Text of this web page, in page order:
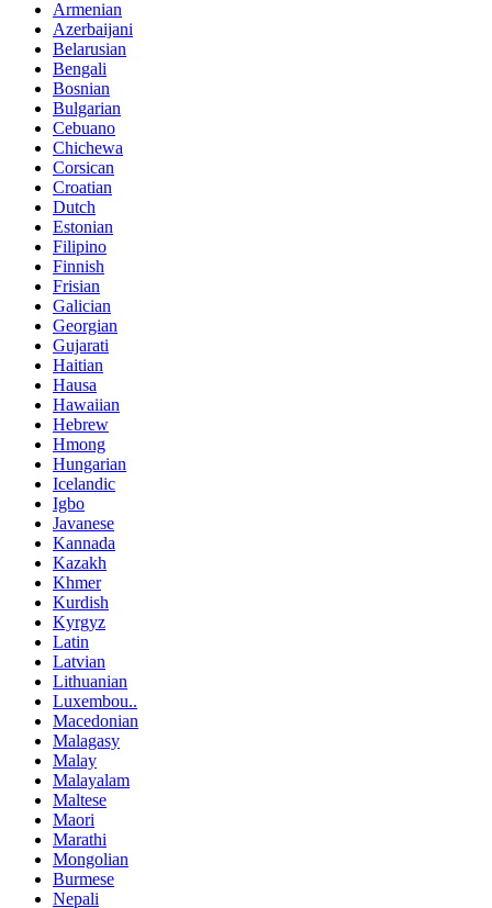
Armenian
Azerbaijani
Belarusian
Bengali
Bosnian
Bulgarian
Cebuano
Chichewa
Corsican
Croatian
Dutch
Estonian
Filipino
Finnish
Frisian
Galician
Georgian
Gujarati
Haitian
Hausa
Hawaiian
Hebrew
Hmong
Hungarian
Icelandic
Igbo
Javanese
Kannada
Kazakh
Khmer
Kurdish
Kyrgyz
Latin
Latvian
Lithuanian
Luxembou..
Macedonian
Malagasy
Malay
Malayalam
Maltese
Maori
Marathi
Mongolian
Burmese
Nepali